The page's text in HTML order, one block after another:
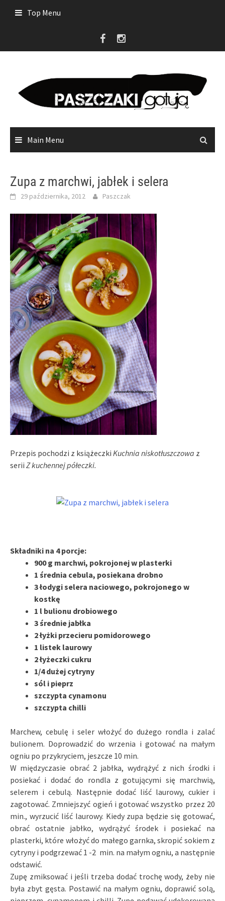
Top Menu
Main Menu
Zupa z marchwi, jabłek i selera
29 października, 2012 Paszczak
Przepis pochodzi z książeczki Kuchnia niskotłuszczowa z
serii Z kuchennej półeczki.
Składniki na 4 porcje:
900 g marchwi, pokrojonej w plasterki
1 średnia cebula, posiekana drobno
3 łodygi selera naciowego, pokrojonego w
kostkę
1 l bulionu drobiowego
3 średnie jabłka
2 łyżki przecieru pomidorowego
1 listek laurowy
2 łyżeczki cukru
1/4 dużej cytryny
sól i pieprz
szczypta cynamonu
szczypta chilli
Marchew, cebulę i seler włożyć do dużego rondla i zalać
bulionem. Doprowadzić do wrzenia i gotować na małym
ogniu po przykryciem, jeszcze 10 min.
W międzyczasie obrać 2 jabłka, wydrążyć z nich środki i
posiekać i dodać do rondla z gotującymi się marchwią,
selerem i cebulą. Następnie dodać liść laurowy, cukier i
zagotować. Zmniejszyć ogień i gotować wszystko przez 20
min., wyrzucić liść laurowy. Kiedy zupa będzie się gotować,
obrać ostatnie jabłko, wydrążyć środek i posiekać na
plasterki, które włożyć do małego garnka, skropić sokiem z
cytryny i podgrzewać 1 -2 min. na małym ogniu, a następnie
odstawić.
Zupę zmiksować i jeśli trzeba dodać trochę wody, żeby nie
była zbyt gęsta. Postawić na małym ogniu, doprawić solą,